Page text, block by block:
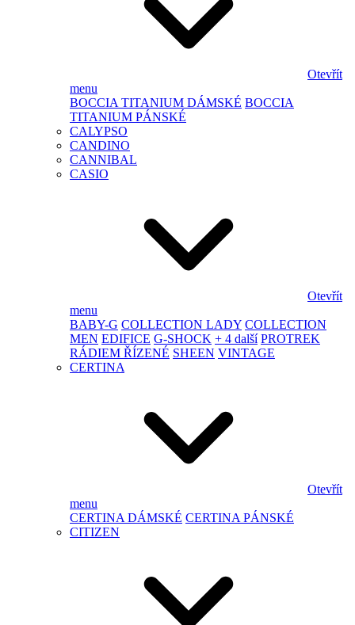
Otevřít
menu
BOCCIA TITANIUM DÁMSKÉ BOCCIA
TITANIUM PÁNSKÉ
CALYPSO
CANDINO
CANNIBAL
CASIO
Otevřít
menu
BABY-G COLLECTION LADY COLLECTION
MEN EDIFICE G-SHOCK + 4 další PROTREK
RÁDIEM ŘÍZENÉ SHEEN VINTAGE
CERTINA
Otevřít
menu
CERTINA DÁMSKÉ CERTINA PÁNSKÉ
CITIZEN